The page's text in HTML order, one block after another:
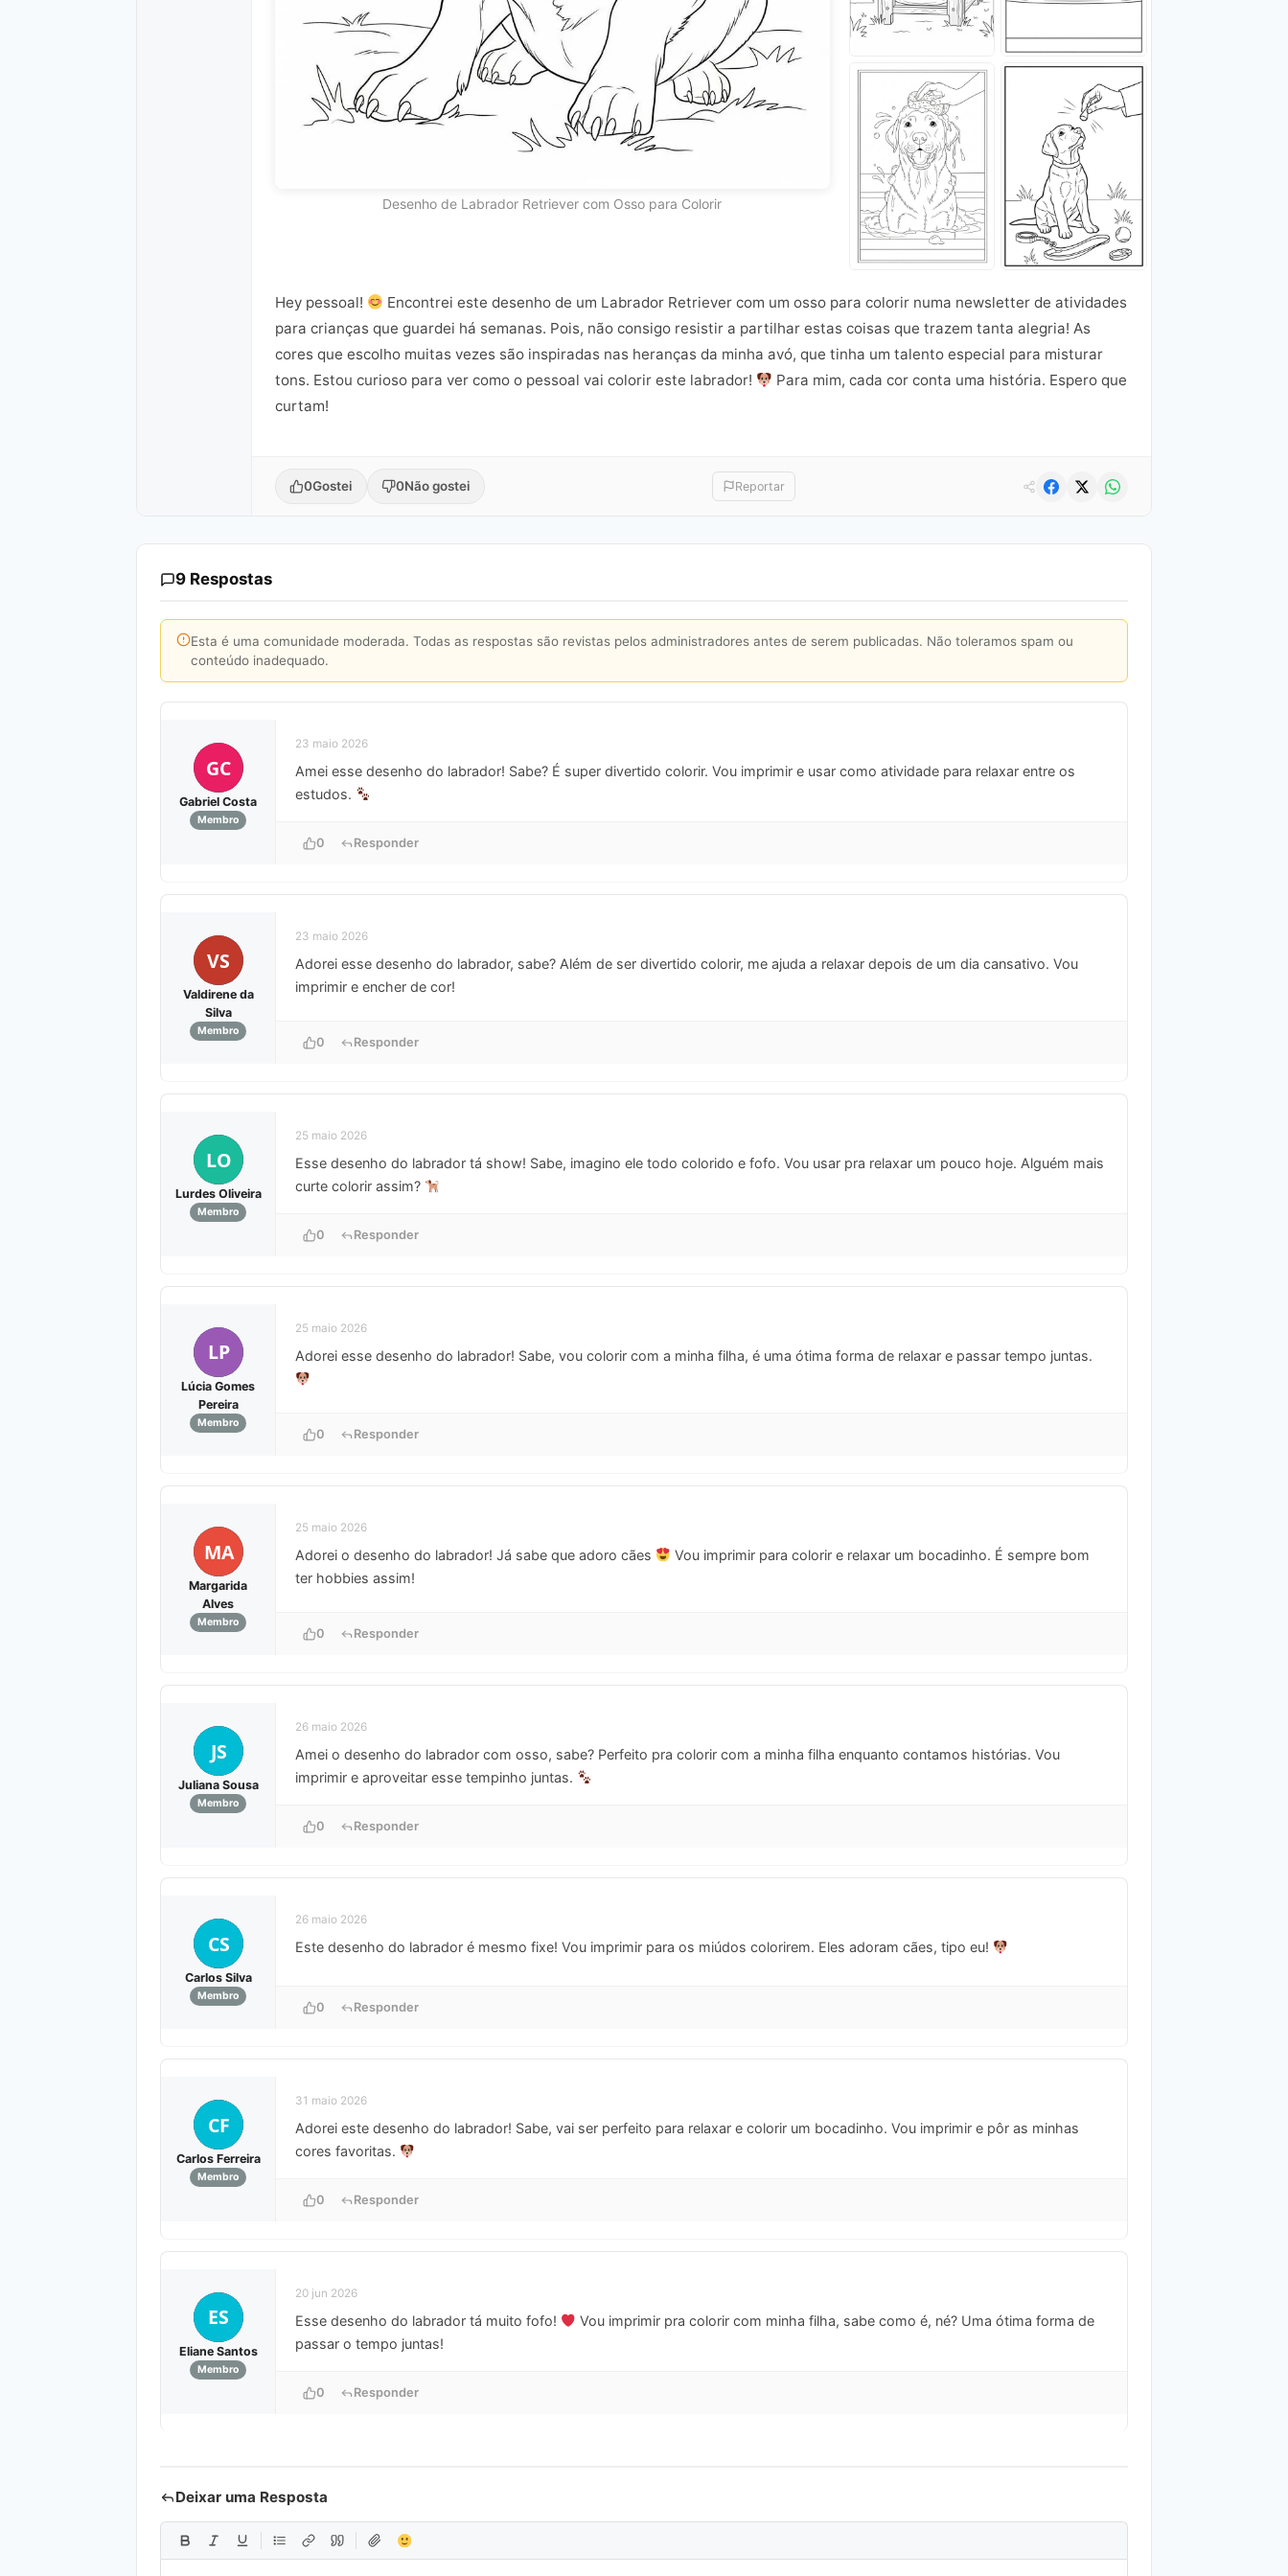
Desenho de Labrador Retriever com Osso para Colorir
Hey pessoal!
Encontrei este desenho de um Labrador Retriever com um osso para colorir numa newsletter de atividades
para crianças que guardei há semanas. Pois, não consigo resistir a partilhar estas coisas que trazem tanta alegria! As
cores que escolho muitas vezes são inspiradas nas heranças da minha avó, que tinha um talento especial para misturar
tons. Estou curioso para ver como o pessoal vai colorir este labrador!
Para mim, cada cor conta uma história. Espero que
curtam!
0Gostei 0Não gostei Reportar
9 Respostas
Esta é uma comunidade moderada. Todas as respostas são revistas pelos administradores antes de serem publicadas. Não toleramos spam ou
conteúdo inadequado.
GC
Gabriel Costa
Membro
23 maio 2026
Amei esse desenho do labrador! Sabe? É super divertido colorir. Vou imprimir e usar como atividade para relaxar entre os
estudos.
0 Responder
VS
Valdirene da
Silva
Membro
23 maio 2026
Adorei esse desenho do labrador, sabe? Além de ser divertido colorir, me ajuda a relaxar depois de um dia cansativo. Vou
imprimir e encher de cor!
0 Responder
LO
Lurdes Oliveira
Membro
25 maio 2026
Esse desenho do labrador tá show! Sabe, imagino ele todo colorido e fofo. Vou usar pra relaxar um pouco hoje. Alguém mais
curte colorir assim?
0 Responder
LP
Lúcia Gomes
Pereira
Membro
25 maio 2026
Adorei esse desenho do labrador! Sabe, vou colorir com a minha filha, é uma ótima forma de relaxar e passar tempo juntas.
0 Responder
MA
Margarida
Alves
Membro
25 maio 2026
Adorei o desenho do labrador! Já sabe que adoro cães
Vou imprimir para colorir e relaxar um bocadinho. É sempre bom
ter hobbies assim!
0 Responder
JS
Juliana Sousa
Membro
26 maio 2026
Amei o desenho do labrador com osso, sabe? Perfeito pra colorir com a minha filha enquanto contamos histórias. Vou
imprimir e aproveitar esse tempinho juntas.
0 Responder
CS
Carlos Silva
Membro
26 maio 2026
Este desenho do labrador é mesmo fixe! Vou imprimir para os miúdos colorirem. Eles adoram cães, tipo eu!
0 Responder
CF
Carlos Ferreira
Membro
31 maio 2026
Adorei este desenho do labrador! Sabe, vai ser perfeito para relaxar e colorir um bocadinho. Vou imprimir e pôr as minhas
cores favoritas.
0 Responder
ES
Eliane Santos
Membro
20 jun 2026
Esse desenho do labrador tá muito fofo!
Vou imprimir pra colorir com minha filha, sabe como é, né? Uma ótima forma de
passar o tempo juntas!
0 Responder
Deixar uma Resposta